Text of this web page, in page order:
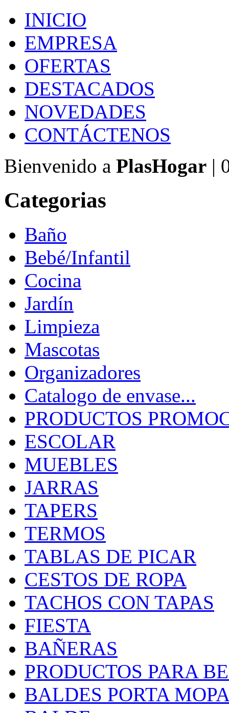
INICIO
EMPRESA
OFERTAS
DESTACADOS
NOVEDADES
CONTÁCTENOS
Bienvenido a PlasHogar |
Categorias
Baño
Bebé/Infantil
Cocina
Jardín
Limpieza
Mascotas
Organizadores
Catalogo de envase...
PRODUCTOS
ESCOLAR
MUEBLES
JARRAS
TAPERS
TERMOS
TABLAS DE PICAR
CESTOS DE ROPA
TACHOS CON TAPAS
FIESTA
BAÑERAS
PRODUCTOS PARA
BALDES PORTA